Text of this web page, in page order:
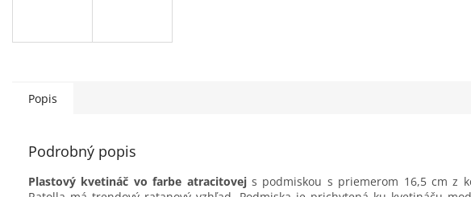
Popis
Podrobný popis
Plastový kvetináč vo farbe atracitovejs podmiskou s priemerom 16,5 cm z